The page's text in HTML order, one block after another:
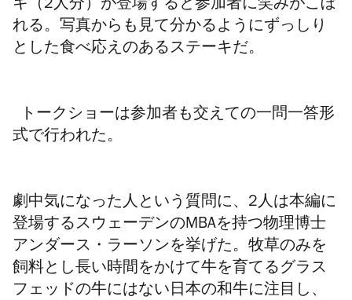
キ（2人分）が登場すると参加者に笑みがこぼ
れる。写真からも見て分かるようにずっしり
とした食べ応えのあるステーキだ。
トークショーは参加者も交えての一問一答形
式で行われた。
劇中気になった人という質問に、2人は本編に
登場するスウェーデンのMBAを持つ物理博士
アンダース・ラーソンを挙げた。牧草のみを
飼料とし長い時間をかけて牛を育てるグラス
フェッドの牛にはない日本の和牛に注目し、